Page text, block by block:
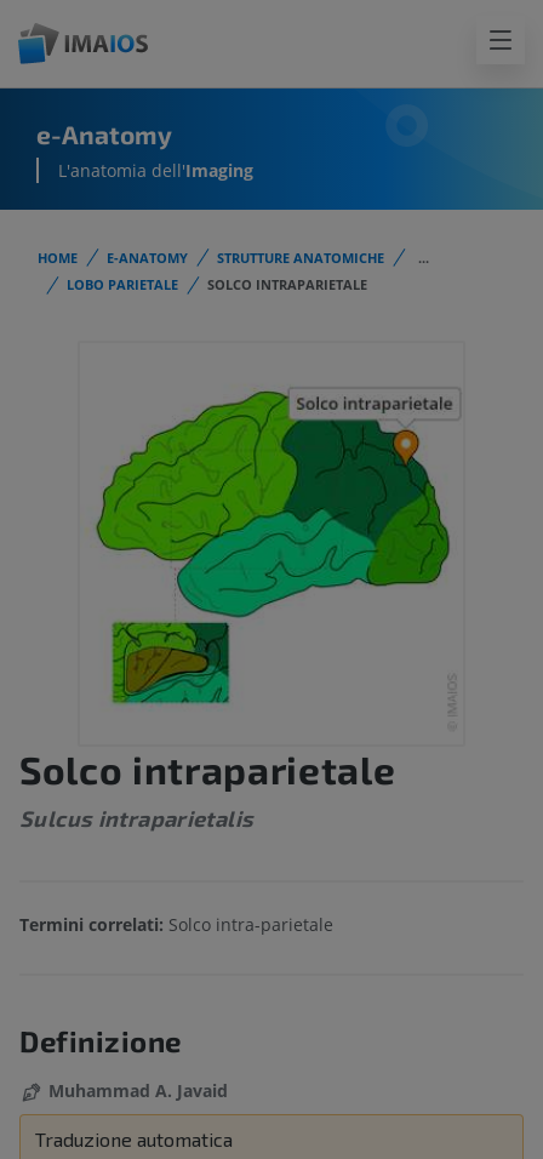
e-Anatomy
L'anatomia dell'Imaging
HOME E-ANATOMY STRUTTURE ANATOMICHE
...
LOBO PARIETALE
SOLCO INTRAPARIETALE
Solco intraparietale
Sulcus intraparietalis
Termini correlati: Solco intra-parietale
Definizione
Muhammad A. Javaid
Traduzione automatica